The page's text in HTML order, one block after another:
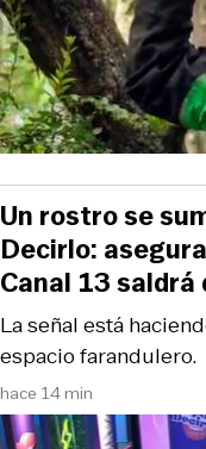
hace 14 min
La señal está
espacio farandulero.
Un rostro se
Decirlo:
Canal 13